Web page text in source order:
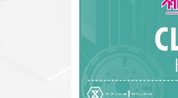
VIEW ALL...
スタチューはこち